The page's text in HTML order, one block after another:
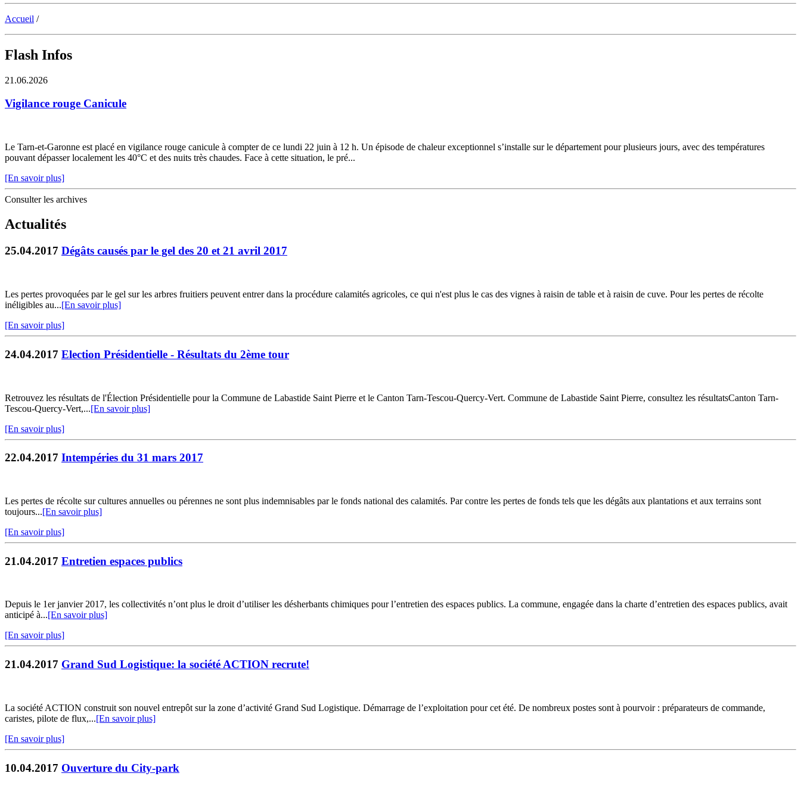
Accueil /
Flash Infos
21.06.2026
Vigilance rouge Canicule
Le Tarn-et-Garonne est placé en vigilance rouge canicule à compter de ce lundi 22 juin à 12 h. Un épisode de chaleur exceptionnel s’installe sur le département pour plusieurs jours, avec des températures
pouvant dépasser localement les 40°C et des nuits très chaudes. Face à cette situation, le pré...
[En savoir plus]
Consulter les archives
Actualités
25.04.2017 Dégâts causés par le gel des 20 et 21 avril 2017
Les pertes provoquées par le gel sur les arbres fruitiers peuvent entrer dans la procédure calamités agricoles, ce qui n'est plus le cas des vignes à raisin de table et à raisin de cuve. Pour les pertes de récolte
inéligibles au...[En savoir plus]
[En savoir plus]
24.04.2017 Election Présidentielle - Résultats du 2ème tour
Retrouvez les résultats de l'Élection Présidentielle pour la Commune de Labastide Saint Pierre et le Canton Tarn-Tescou-Quercy-Vert. Commune de Labastide Saint Pierre, consultez les résultatsCanton Tarn-
Tescou-Quercy-Vert,...[En savoir plus]
[En savoir plus]
22.04.2017 Intempéries du 31 mars 2017
Les pertes de récolte sur cultures annuelles ou pérennes ne sont plus indemnisables par le fonds national des calamités. Par contre les pertes de fonds tels que les dégâts aux plantations et aux terrains sont
toujours...[En savoir plus]
[En savoir plus]
21.04.2017 Entretien espaces publics
Depuis le 1er janvier 2017, les collectivités n’ont plus le droit d’utiliser les désherbants chimiques pour l’entretien des espaces publics. La commune, engagée dans la charte d’entretien des espaces publics, avait
anticipé à...[En savoir plus]
[En savoir plus]
21.04.2017 Grand Sud Logistique: la société ACTION recrute!
La société ACTION construit son nouvel entrepôt sur la zone d’activité Grand Sud Logistique. Démarrage de l’exploitation pour cet été. De nombreux postes sont à pourvoir : préparateurs de commande,
caristes, pilote de flux,...[En savoir plus]
[En savoir plus]
10.04.2017 Ouverture du City-park